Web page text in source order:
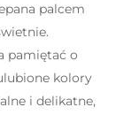
palcem
pamiętać o
kolory
i delikatne,